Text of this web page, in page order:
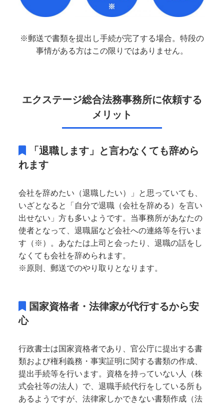
※郵送で書類を提出し手続が完了する場合。特段の
事情がある方はこの限りではありません。
エクステージ総合法務事務所に依頼する
メリット
「退職します」と言わなくても辞めら
れます
会社を辞めたい（退職したい）」と思っていても、
いざとなると「自分で退職（会社を辞める）を言い
出せない」方も多いようです。当事務所があなたの
使者となって、退職届など会社への連絡等を行いま
す（※）。あなたは上司と会ったり、退職の話をし
なくても会社を辞められます。
※原則、郵送でのやり取りとなります。
国家資格者・法律家が代行するから安
心
行政書士は国家資格者であり、官公庁に提出する書
類および権利義務・事実証明に関する書類の作成、
提出手続等を行います。資格を持っていない人（株
式会社等の法人）で、退職手続代行をしている所も
あるようですが、法律家しかできない書類作成（法